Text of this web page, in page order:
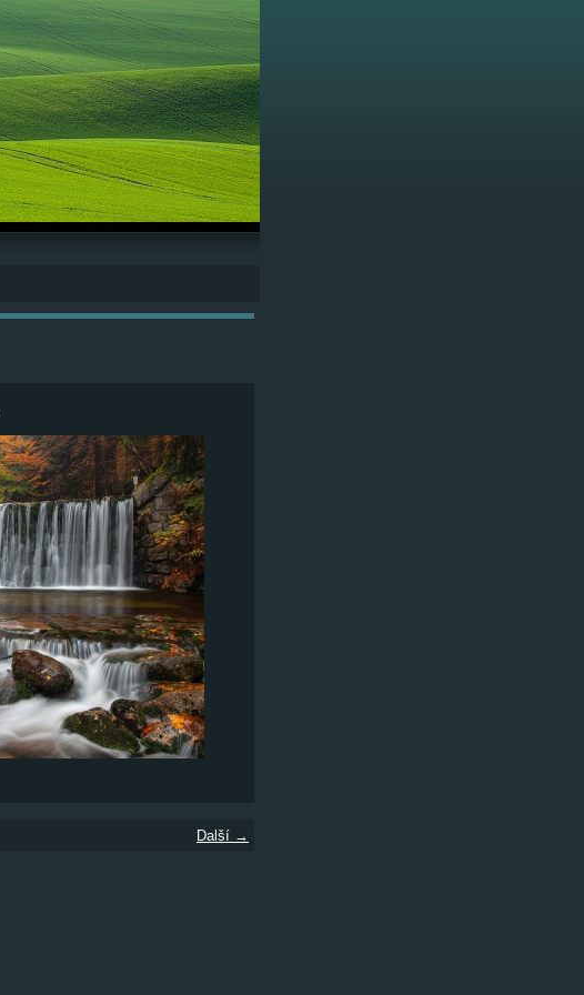
Další →